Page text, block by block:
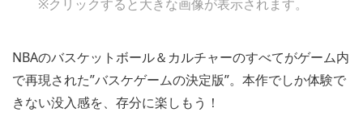
※クリックすると大きな画像が表示されます。
NBAのバスケットボール＆カルチャーのすべてがゲーム内
で再現された”バスケゲームの決定版”。本作でしか体験で
きない没入感を、存分に楽しもう！